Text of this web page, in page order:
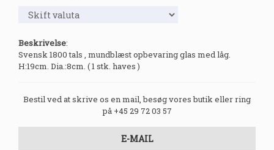
Beskrivelse:
Svensk 1800 tals , mundblæst opbevaring glas med låg.
H:19cm. Dia.:8cm. ( 1 stk. haves )
Bestil ved at skrive os en mail, besøg vores butik eller ring
på +45 29 72 03 57
E-MAIL